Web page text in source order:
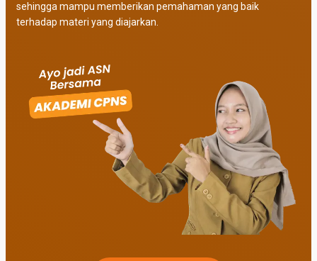
sehingga mampu memberikan pemahaman yang baik
terhadap materi yang diajarkan.